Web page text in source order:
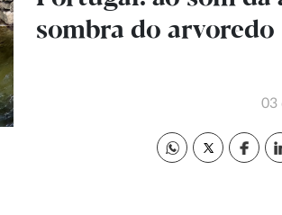
sombra do arvoredo
03